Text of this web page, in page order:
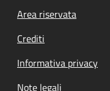
Footer menu
Area riservata
Crediti
Informativa privacy
Note legali